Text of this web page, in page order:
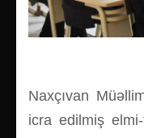
Naxçıvan
icra edilmiş